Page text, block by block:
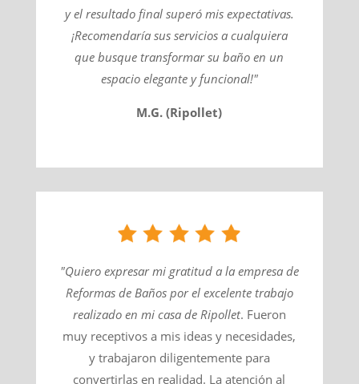
y el resultado final superó mis expectativas.
¡Recomendaría sus servicios a cualquiera
que busque transformar su baño en un
espacio elegante y funcional!"
M.G. (Ripollet)
"Quiero expresar mi gratitud a la empresa de
Reformas de Baños por el excelente trabajo
realizado en mi casa de Ripollet​. Fueron
muy receptivos a mis ideas y necesidades,
y trabajaron diligentemente para
convertirlas en realidad. La atención al